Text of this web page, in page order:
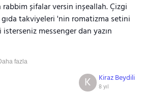
șifalar versin inșeallah. Çizgi
takviyeleri 'nin romatizma setini
messenger dan yazın
fazla
Kiraz Beydili
8 yıl
K